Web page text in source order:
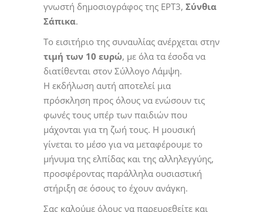
γνωστή δημοσιογράφος της ΕΡΤ3, Σύνθια
Σάπικα.
Το εισιτήριο της συναυλίας ανέρχεται στην
τιμή των 10 ευρώ, με όλα τα έσοδα να
διατίθενται στον Σύλλογο Λάμψη.
Η εκδήλωση αυτή αποτελεί μια
πρόσκληση προς όλους να ενώσουν τις
φωνές τους υπέρ των παιδιών που
μάχονται για τη ζωή τους. Η μουσική
γίνεται το μέσο για να μεταφέρουμε το
μήνυμα της ελπίδας και της αλληλεγγύης,
προσφέροντας παράλληλα ουσιαστική
στήριξη σε όσους το έχουν ανάγκη.
Σας καλούμε όλους να παρευρεθείτε και